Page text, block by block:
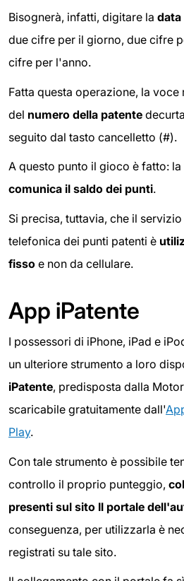
Bisognerà, infatti, digitare la data
due cifre per il giorno, due cifre
cifre per l'anno.
Fatta questa operazione, la
del numero della patente
seguito dal tasto cancelletto (#).
A questo punto il gioco è fatto: la
comunica il saldo dei punti.
Si precisa, tuttavia, che il
telefonica dei punti patenti è
fisso e non da cellulare.
App iPatente
I possessori di iPhone, iPad e
un ulteriore strumento a loro
iPatente, predisposta dalla
scaricabile gratuitamente dall'
Play.
Con tale strumento è possibile
controllo il proprio punteggio,
presenti sul sito Il portale
conseguenza, per utilizzarla è
registrati su tale sito.